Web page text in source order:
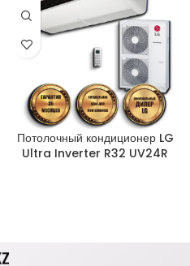
Потолочный кондиционер LG
Ultra Inverter R32 UV24R